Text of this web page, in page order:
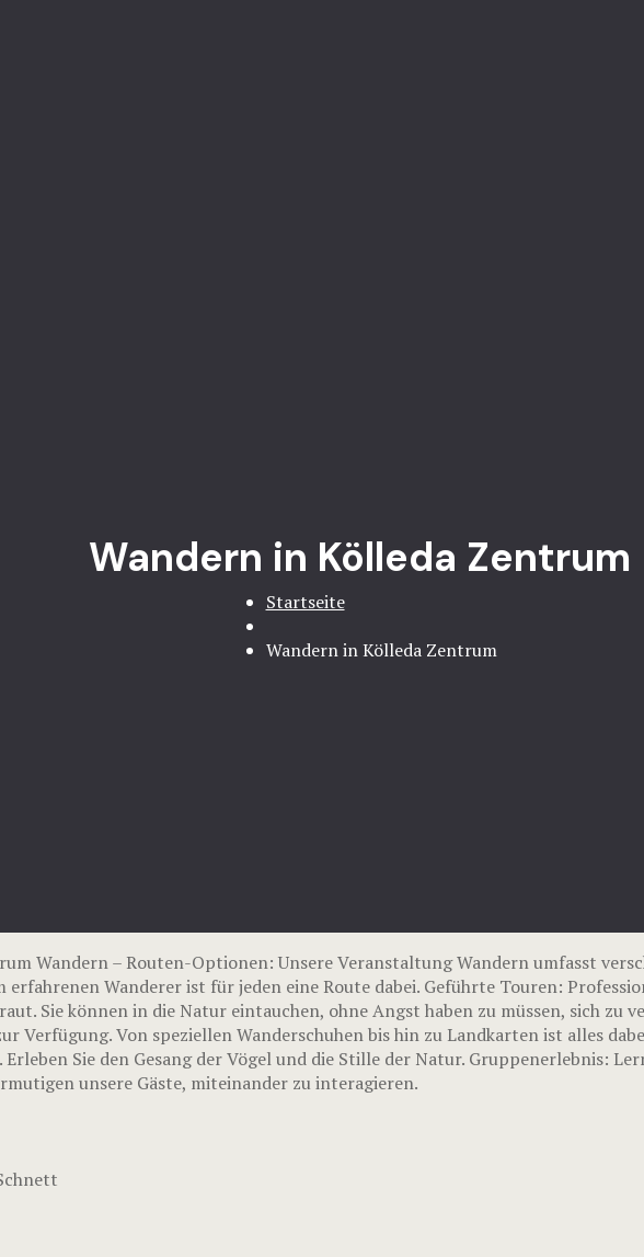
Wandern in Kölleda Zentrum
Startseite
Wandern in Kölleda Zentrum
Wandern – Routen-Optionen: Unsere Veranstaltung Wandern umfasst
Wanderer ist für jeden eine Route dabei. Geführte Touren:
Sie können in die Natur eintauchen, ohne Angst haben zu müssen, sich
Verfügung. Von speziellen Wanderschuhen bis hin zu Landkarten ist alles
Sie den Gesang der Vögel und die Stille der Natur. Gruppenerlebnis:
unsere Gäste, miteinander zu interagieren.